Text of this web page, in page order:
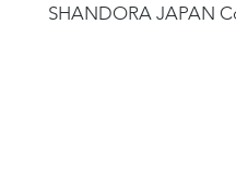
​SHANDORA JAPAN